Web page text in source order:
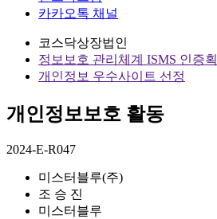
카카오톡 채널
코스닥상장법인
정보보호 관리체계 ISMS 인증
개인정보 우수사이트 선정
개인정보보호 활동
2024-E-R047
미스터블루(주)
조 승 진
미스터블루